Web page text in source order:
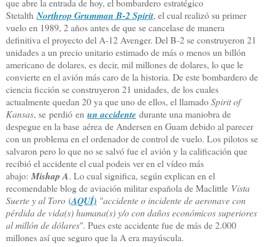
Stetalth Northrop Grumman B-2 Spirit, el cual realizó su primer
vuelo en 1989, 2 años antes de que se cancelase de manera
definitiva el proyecto del A-12 Avenger. Del B-2 se construyeron 21
unidades a un precio unitario estimado de más o menos un billón
americano de dolares, es decir, mil millones de dolares, lo que le
convierte en el avión más caro de la historia. De este bombardero de
ciencia ficción se construyeron 21 unidades, de los cuales
actualmente quedan 20 ya que uno de ellos, el llamadoSpirit of
Kansas, se perdió en un accidente durante una maniobra de
despegue en la base aérea de Andersen en Guam debido al parecer
con un problema en el ordenador de control de vuelo. Los pilotos se
salvaron pero lo que no se salvó fue el avión y la calificación que
recibió el accidente el cual podeis ver en el vídeo más
abajo: Mishap A. Lo cual significa, según explican en el
recomendable blog de aviación militar española de Maclittle Vista
Suerte y al Toro (AQUÍ) "accidente o incidente de aeronave con
pérdida de vida(s) humana(s) y/o con daños económicos superiores
al millón de dólares". Pues este accidente fue de más de 2.000
millones así que seguro que la A era mayúscula.